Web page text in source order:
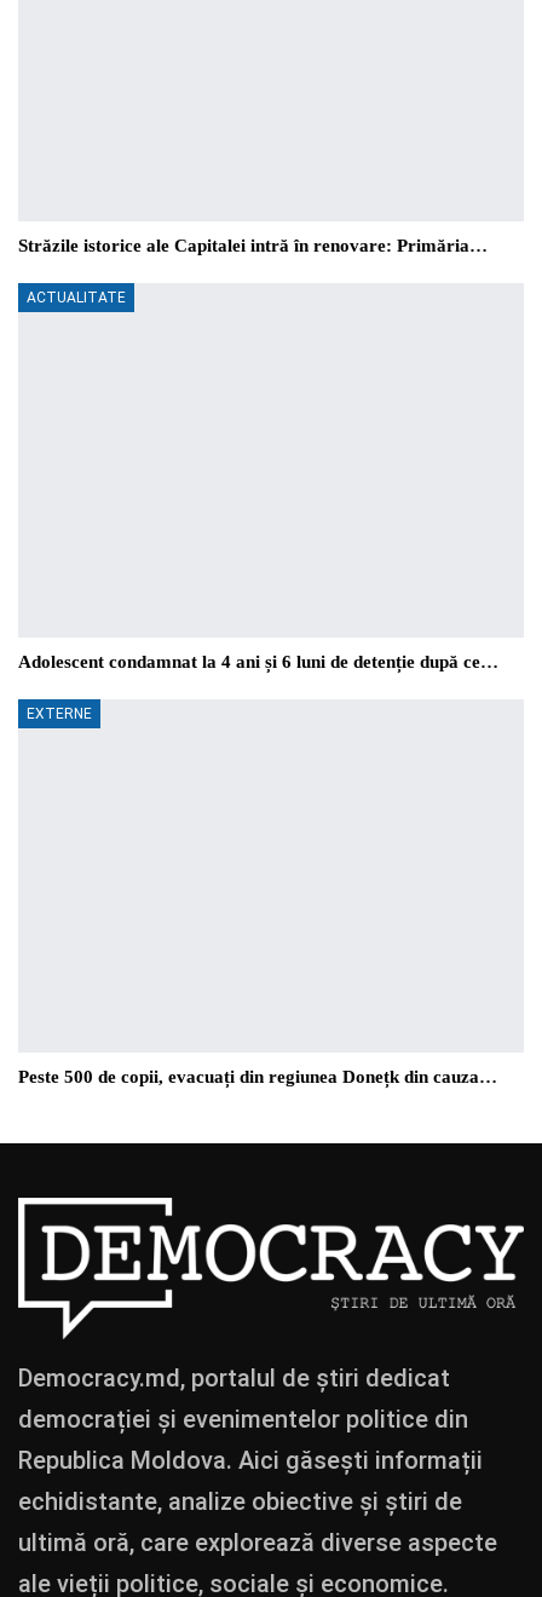
Străzile istorice ale Capitalei intră în renovare: Primăria…
ACTUALITATE
Adolescent condamnat la 4 ani și 6 luni de detenție după ce…
EXTERNE
Peste 500 de copii, evacuați din regiunea Donețk din cauza…
Democracy.md, portalul de știri dedicat
democrației și evenimentelor politice din
Republica Moldova. Aici găsești informații
echidistante, analize obiective și știri de
ultimă oră, care explorează diverse aspecte
ale vieții politice, sociale și economice.